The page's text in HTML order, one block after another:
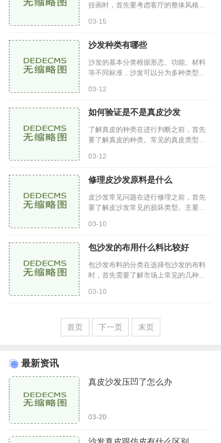
挂画时，首先要考虑客厅的整体风格。
的装修风格，适合的画作类型也有所不
03-15
沙发种类有哪些
沙发的基本分类根据形态、功能、材料
等不同标准，沙发可以分为多种类型。
沙发单人沙发适合空间较小的房间，通
03-12
如何验证是不是真皮沙发
了解真皮的种类在进行判断之前，首先
要了解真皮的种类。常见的真皮类型有
了皮革的天然纹理，耐磨性极强。二层
03-12
修理皮沙发原料是什么
皮沙发常见问题在进行修理之前，首先
要了解皮沙发常见的损坏类型。主要包
的表面划痕。裂缝：长时间使用后，皮
03-10
包沙发的布用什么料比较好
包沙发布料的分类在选择包沙发的布料
时，首先需要了解市场上常见的几种布
好，触感柔软，适合用于家居沙发。优
03-10
首页 下一页 末页
最新资讯
真皮沙发压凹了怎么办
03-20